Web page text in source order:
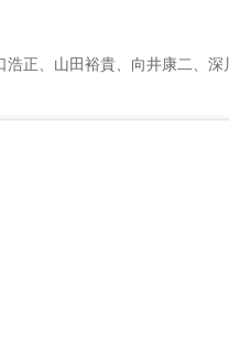
正、山田裕貴、向井康二、深